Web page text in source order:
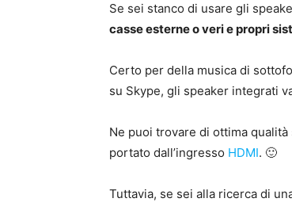
Se sei stanco di usare gli
casse esterne o veri e propri
Certo per della musica di
su Skype, gli speaker integrati
Ne puoi trovare di ottima
portato dall’ingresso HDMI. 🙂
Tuttavia, se sei alla ricerca di